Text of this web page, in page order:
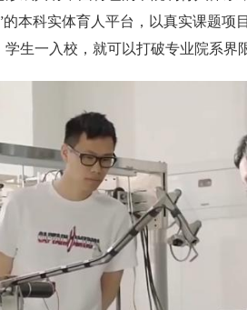
本科实体育人平台，以真实课题项
生一入校，就可以打破专业院系界